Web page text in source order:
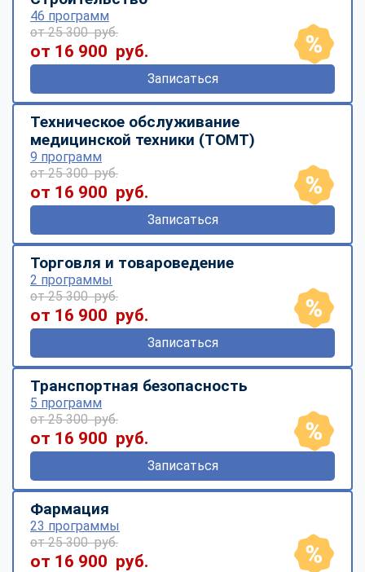
46 программ
от 25 300 руб.
от 16 900 руб.
Записаться
Техническое обслуживание
медицинской техники (ТОМТ)
9 программ
от 25 300 руб.
от 16 900 руб.
Записаться
Торговля и товароведение
2 программы
от 25 300 руб.
от 16 900 руб.
Записаться
Транспортная безопасность
5 программ
от 25 300 руб.
от 16 900 руб.
Записаться
Фармация
23 программы
от 25 300 руб.
от 16 900 руб.